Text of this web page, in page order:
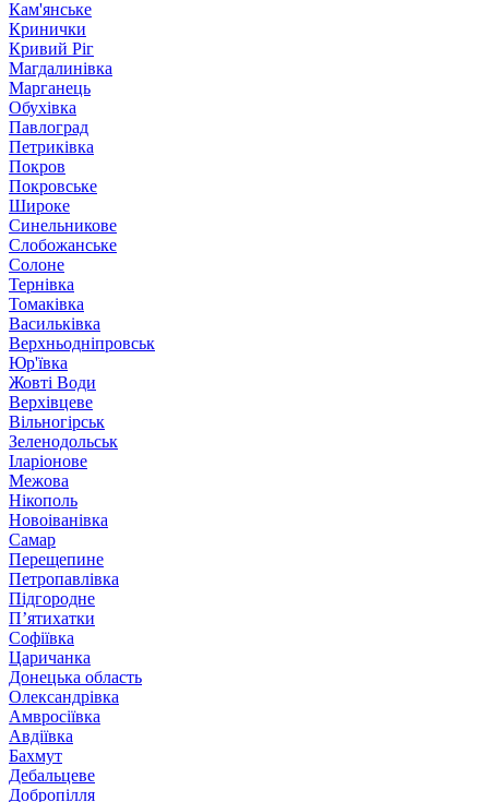
Кам'янське
Кринички
Кривий Ріг
Магдалинівка
Марганець
Обухівка
Павлоград
Петриківка
Покров
Покровське
Широке
Синельникове
Слобожанське
Солоне
Тернівка
Томаківка
Васильківка
Верхньодніпровськ
Юр'ївка
Жовті Води
Верхівцеве
Вільногірськ
Зеленодольськ
Іларіонове
Межова
Нікополь
Новоіванівка
Самар
Перещепине
Петропавлівка
Підгородне
П’ятихатки
Софіївка
Царичанка
Донецька область
Олександрівка
Амвросіївка
Авдіївка
Бахмут
Дебальцеве
Добропілля